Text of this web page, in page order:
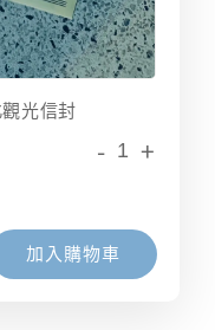
觀光信封
- +
加入購物車